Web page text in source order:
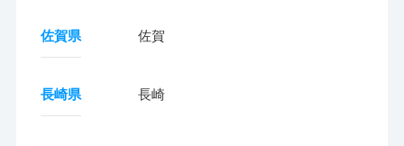
佐賀県 佐賀
長崎県 長崎